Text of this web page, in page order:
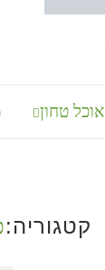
אוכל טחון
קטגוריה: